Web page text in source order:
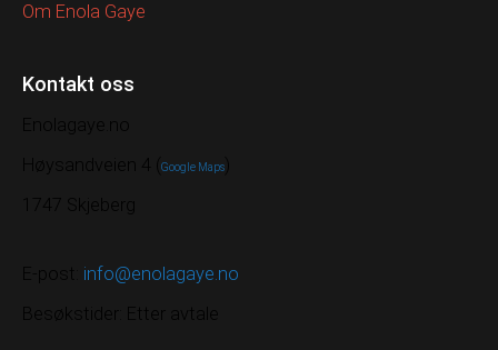
Om Enola Gaye
Kontakt oss
Enolagaye.no
Høysandveien 4 (
Google Maps
1747 Skjeberg
E-post: info@enolagaye.no
Besøkstider: Etter avtale